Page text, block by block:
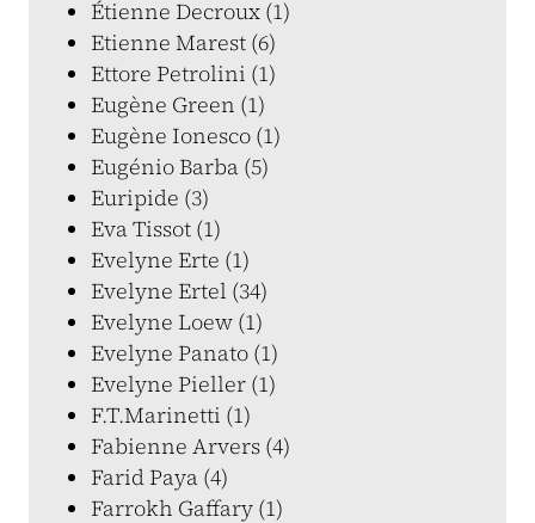
Étienne Decroux (1)
Etienne Marest (6)
Ettore Petrolini (1)
Eugène Green (1)
Eugène Ionesco (1)
Eugénio Barba (5)
Euripide (3)
Eva Tissot (1)
Evelyne Erte (1)
Evelyne Ertel (34)
Evelyne Loew (1)
Evelyne Panato (1)
Evelyne Pieller (1)
F.T.Marinetti (1)
Fabienne Arvers (4)
Farid Paya (4)
Farrokh Gaffary (1)